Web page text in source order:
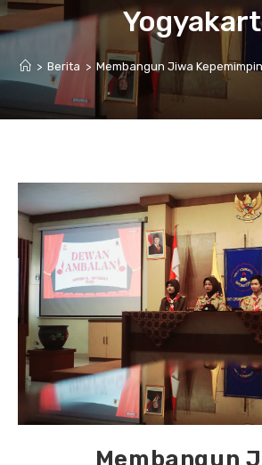
> Berita > Membangun Jiwa
Membangun